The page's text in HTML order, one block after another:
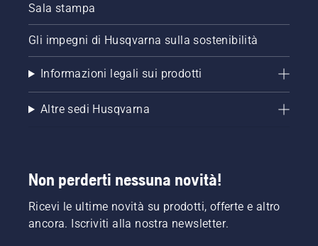
Sala stampa
Gli impegni di Husqvarna sulla sostenibilità
Informazioni legali sui prodotti
Altre sedi Husqvarna
Non perderti nessuna novità!
Ricevi le ultime novità su prodotti, offerte e altro
ancora. Iscriviti alla nostra newsletter.